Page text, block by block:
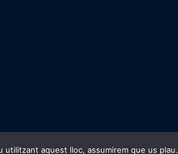
aquest lloc, assumirem que us plau.